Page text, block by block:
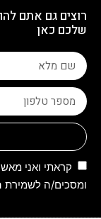
רוצים גם אתם
שלכם כאן
קראתי ואני
ומסכים/ה לשמירת